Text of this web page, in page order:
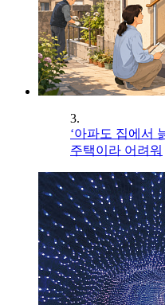
3.
‘아파도 집에서
주택이라 어려워